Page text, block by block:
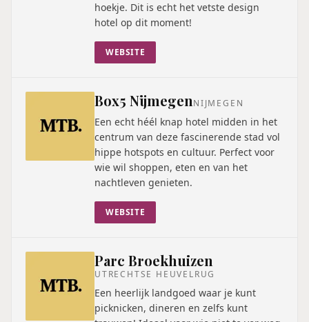
hoekje. Dit is echt het vetste design
hotel op dit moment!
WEBSITE
Box5 NijmegenNIJMEGEN
Een echt héél knap hotel midden in het
centrum van deze fascinerende stad vol
hippe hotspots en cultuur. Perfect voor
wie wil shoppen, eten en van het
nachtleven genieten.
WEBSITE
Parc Broekhuizen
UTRECHTSE HEUVELRUG
Een heerlijk landgoed waar je kunt
picknicken, dineren en zelfs kunt